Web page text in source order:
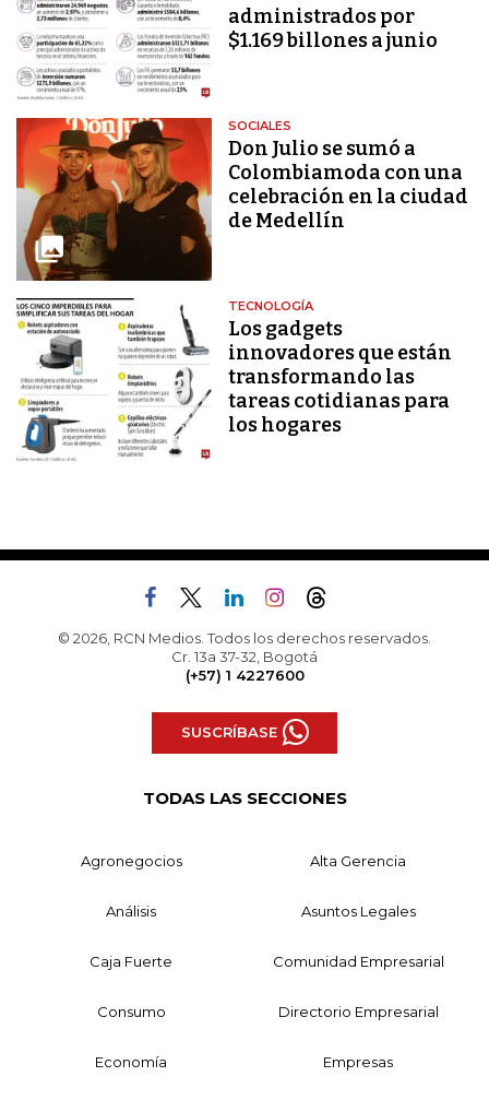
administrados por
$1.169 billones a junio
SOCIALES
Don Julio se sumó a
Colombiamoda con una
celebración en la ciudad
de Medellín
TECNOLOGÍA
Los gadgets
innovadores que están
transformando las
tareas cotidianas para
los hogares
© 2026, RCN Medios. Todos los derechos reservados.
Cr. 13a 37-32, Bogotá
(+57) 1 4227600
SUSCRÍBASE
TODAS LAS SECCIONES
Agronegocios Alta Gerencia
Análisis Asuntos Legales
Caja Fuerte Comunidad Empresarial
Consumo Directorio Empresarial
Economía Empresas